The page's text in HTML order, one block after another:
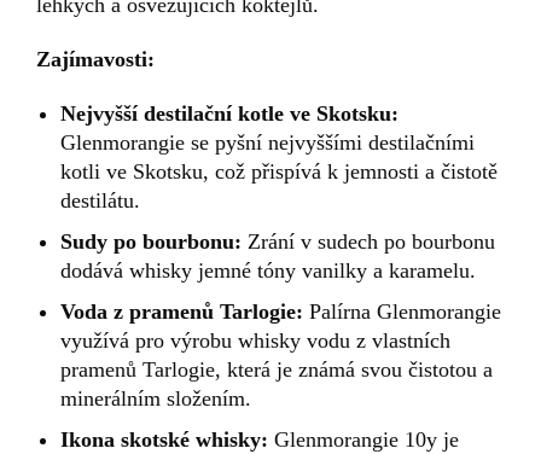
Zajímavosti:
Nejvyšší destilační kotle ve Skotsku:
Glenmorangie se pyšní nejvyššími destilačními
kotli ve Skotsku, což přispívá k jemnosti a čistotě
destilátu.
Sudy po bourbonu: Zrání v sudech po bourbonu
dodává whisky jemné tóny vanilky a karamelu.
Voda z pramenů Tarlogie: Palírna Glenmorangie
využívá pro výrobu whisky vodu z vlastních
pramenů Tarlogie, která je známá svou čistotou a
minerálním složením.
Ikona skotské whisky: Glenmorangie 10y je